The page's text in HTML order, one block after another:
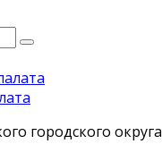
городского округа